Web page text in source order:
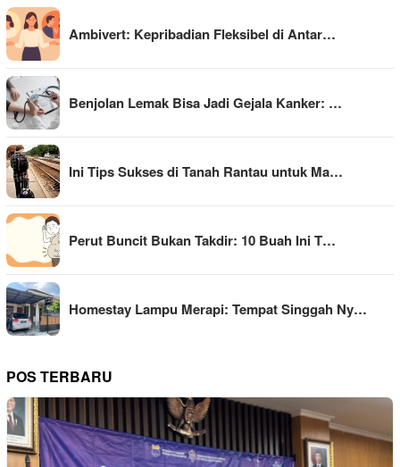
Ambivert: Kepribadian Fleksibel di Antar…
Benjolan Lemak Bisa Jadi Gejala Kanker: …
Ini Tips Sukses di Tanah Rantau untuk Ma…
Perut Buncit Bukan Takdir: 10 Buah Ini T…
Homestay Lampu Merapi: Tempat Singgah Ny…
POS TERBARU